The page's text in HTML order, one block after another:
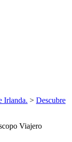
Irlanda. > Descubre
Viajero